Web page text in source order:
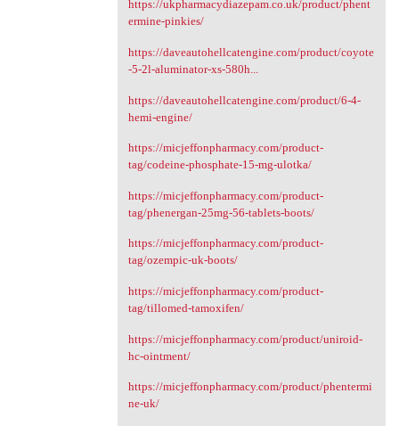
https://ukpharmacydiazepam.co.uk/product/phent
ermine-pinkies/
https://daveautohellcatengine.com/product/coyote
-5-2l-aluminator-xs-580h...
https://daveautohellcatengine.com/product/6-4-
hemi-engine/
https://micjeffonpharmacy.com/product-
tag/codeine-phosphate-15-mg-ulotka/
https://micjeffonpharmacy.com/product-
tag/phenergan-25mg-56-tablets-boots/
https://micjeffonpharmacy.com/product-
tag/ozempic-uk-boots/
https://micjeffonpharmacy.com/product-
tag/tillomed-tamoxifen/
https://micjeffonpharmacy.com/product/uniroid-
hc-ointment/
https://micjeffonpharmacy.com/product/phentermi
ne-uk/